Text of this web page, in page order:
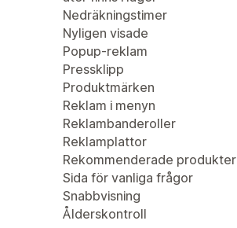
Nedräkningstimer
Nyligen visade
Popup-reklam
Pressklipp
Produktmärken
Reklam i menyn
Reklambanderoller
Reklamplattor
Rekommenderade produkter
Sida för vanliga frågor
Snabbvisning
Ålderskontroll